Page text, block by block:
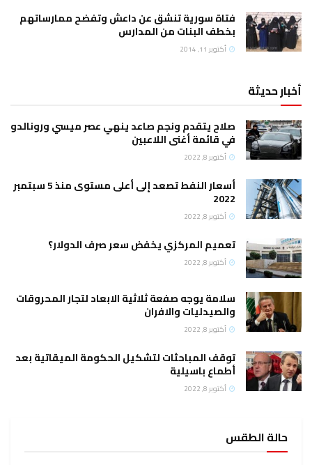
فتاة سورية تنشق عن داعش وتفضح ممارساتهم
بخطف البنات من المدارس
أكتوبر 11, 2014
أخبار حديثة
صلاح يتقدم ونجم صاعد ينهي عصر ميسي ورونالدو
في قائمة أغنى اللاعبين
أكتوبر 8, 2022
أسعار النفط تصعد إلى أعلى مستوى منذ 5 سبتمبر
2022
أكتوبر 8, 2022
تعميم المركزي يخفض سعر صرف الدولار؟
أكتوبر 8, 2022
سلامة يوجه صفعة ثلاثية الابعاد لتجار المحروقات
والصيدليات والافران
أكتوبر 8, 2022
توقف المباحثات لتشكيل الحكومة الميقاتية بعد
أطماع باسيلية
أكتوبر 8, 2022
حالة الطقس